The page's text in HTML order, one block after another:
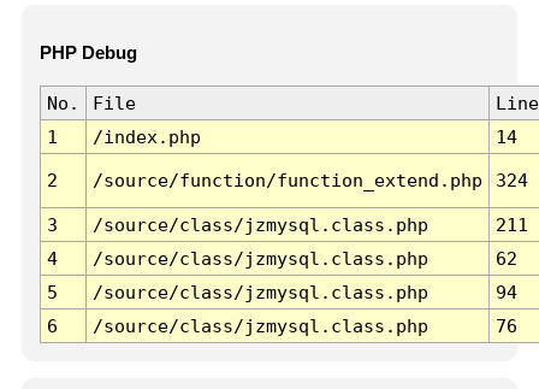
PHP Debug
No. File
Line
1
/index.php 14
2 /source/function/function_extend.php 324
3 /source/class/jzmysql.class.php
211
4
/source/class/jzmysql.class.php
62
5
/source/class/jzmysql.class.php
94
6
/source/class/jzmysql.class.php 76